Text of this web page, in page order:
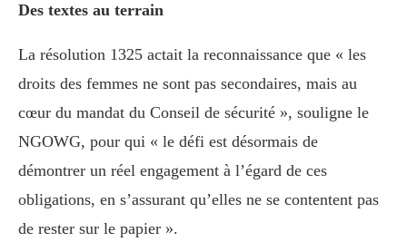
Des textes au terrain
La résolution 1325 actait la reconnaissance que « les
droits des femmes ne sont pas secondaires, mais au
cœur du mandat du Conseil de sécurité », souligne le
NGOWG, pour qui « le défi est désormais de
démontrer un réel engagement à l’égard de ces
obligations, en s’assurant qu’elles ne se contentent pas
de rester sur le papier ».